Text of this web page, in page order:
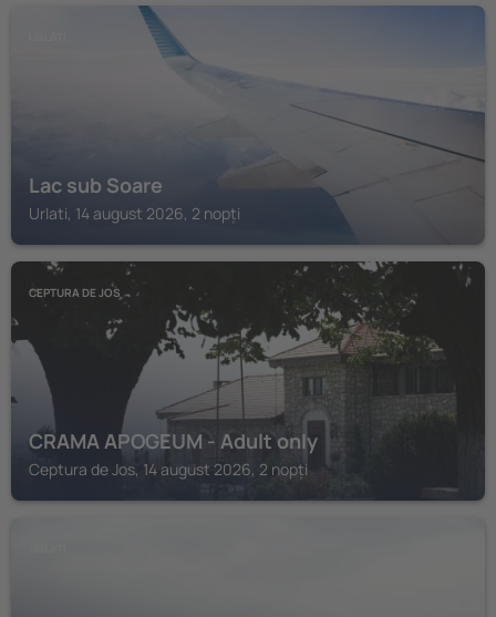
Lac sub Soare
Urlati, 14 august 2026, 2 nopți
CEPTURA DE JOS
CRAMA APOGEUM - Adult only
Ceptura de Jos, 14 august 2026, 2 nopți